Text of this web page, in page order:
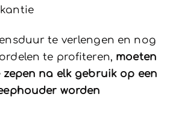
te verlengen en nog
te profiteren, moeten
zepen na elk gebruik op een
worden